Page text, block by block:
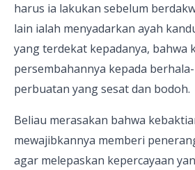
harus ia lakukan sebelum
lain ialah menyadarkan ayah
yang terdekat kepadanya, bahwa
persembahannya kepada
perbuatan yang sesat dan bodoh.
Beliau merasakan bahwa
mewajibkannya memberi
agar melepaskan kepercayaan